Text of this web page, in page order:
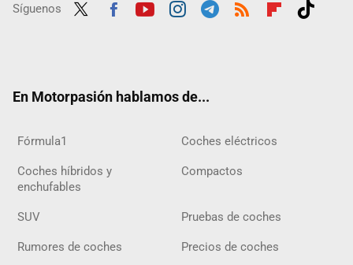
Síguenos
En Motorpasión hablamos de...
Fórmula1 Coches eléctricos
Coches híbridos y
enchufables
Compactos
SUV Pruebas de coches
Rumores de coches Precios de coches